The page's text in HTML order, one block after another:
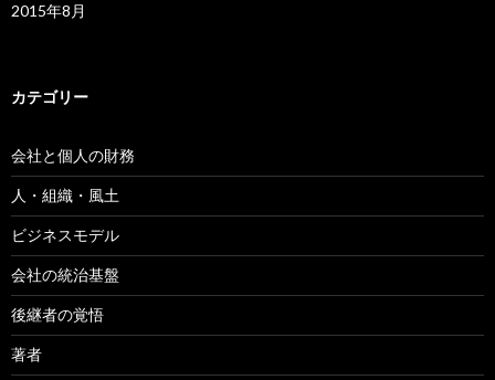
2015年8月
カテゴリー
会社と個人の財務
人・組織・風土
ビジネスモデル
会社の統治基盤
後継者の覚悟
著者